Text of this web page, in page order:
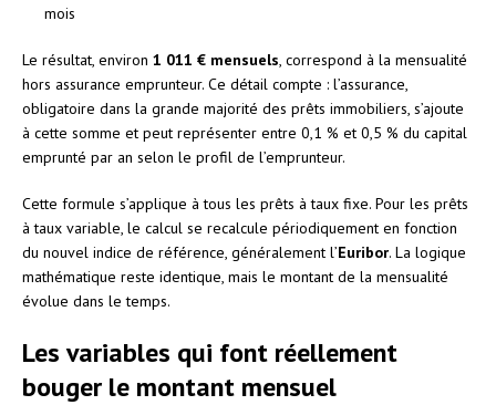
mois
Le résultat, environ 1 011 € mensuels , correspond à la mensualité
hors assurance emprunteur. Ce détail compte : l’assurance,
obligatoire dans la grande majorité des prêts immobiliers, s’ajoute
à cette somme et peut représenter entre 0,1 % et 0,5 % du capital
emprunté par an selon le profil de l’emprunteur.
Cette formule s’applique à tous les prêts à taux fixe. Pour les prêts
à taux variable, le calcul se recalcule périodiquement en fonction
du nouvel indice de référence, généralement l’Euribor. La logique
mathématique reste identique, mais le montant de la mensualité
évolue dans le temps.
Les variables qui font réellement
bouger le montant mensuel